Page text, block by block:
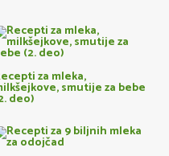
za mleka,
smutije za bebe
deo)